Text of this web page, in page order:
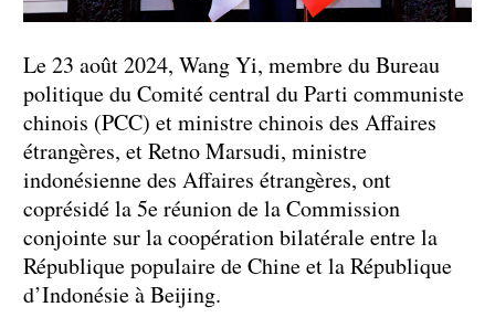
Le 23 août 2024, Wang Yi, membre du Bureau
politique du Comité central du Parti communiste
chinois (PCC) et ministre chinois des Affaires
étrangères, et Retno Marsudi, ministre
indonésienne des Affaires étrangères, ont
coprésidé la 5e réunion de la Commission
conjointe sur la coopération bilatérale entre la
République populaire de Chine et la République
d’Indonésie à Beijing.